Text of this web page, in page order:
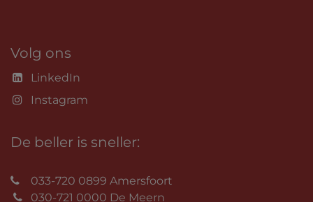
Volg ons
LinkedIn
Instagram
De beller is sneller:
033-720 0899 Amersfoort
030-721 0000 De Meern